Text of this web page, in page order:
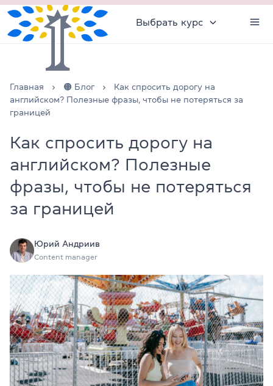
Выбрать курс
Главная 🟠 Блог
Как спросить дорогу на
английском? Полезные фразы, чтобы не потеряться за
границей
Как спросить дорогу на
английском? Полезные
фразы, чтобы не потеряться
за границей
Юрий Андриив
Content manager